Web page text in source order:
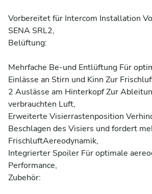
Vorbereitet für Intercom Installation
SENA SRL2,
Belüftung:
Mehrfache Be-und Entlüftung Für
Einlässe an Stirn und Kinn Zur
2 Auslässe am Hinterkopf Zur
verbrauchten Luft,
Erweiterte Visierrastenposition
Beschlagen des Visiers und fordert
FrischluftAereodynamik,
Integrierter Spoiler Für optimale
Performance,
Zubehör: